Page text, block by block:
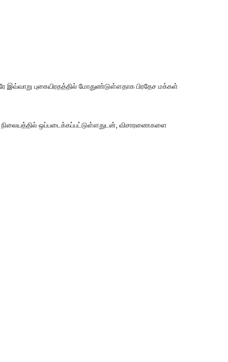
இவ்வாறு புகையிரதத்தில் மோதுண்டுள்ளதாக பிரதேச மக்கள்
நிலையத்தில் ஒப்படைக்கப்பட்டுள்ளதுடன், விசாரணைகளை